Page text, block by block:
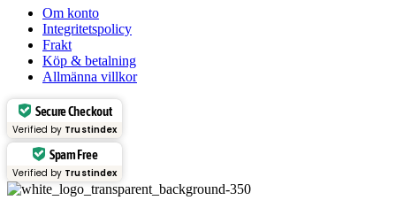
Om konto
Integritetspolicy
Frakt
Köp & betalning
Allmänna villkor
Secure Checkout
Verified by Trustindex
Spam Free
Verified by Trustindex